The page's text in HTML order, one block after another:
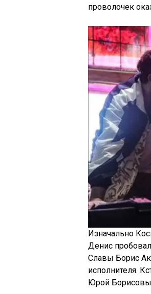
проволочек
Изначально
Денис
Славы Борис
исполнителя.
Юрой